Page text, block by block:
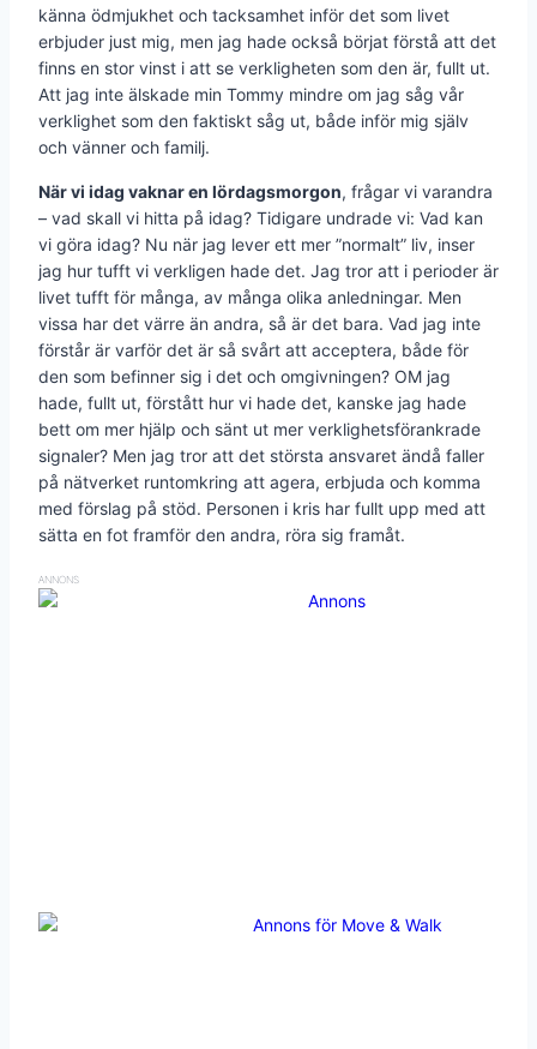
känna ödmjukhet och tacksamhet inför det som livet
erbjuder just mig, men jag hade också börjat förstå att det
finns en stor vinst i att se verkligheten som den är, fullt ut.
Att jag inte älskade min Tommy mindre om jag såg vår
verklighet som den faktiskt såg ut, både inför mig själv
och vänner och familj.
När vi idag vaknar en lördagsmorgon, frågar vi varandra
– vad skall vi hitta på idag? Tidigare undrade vi: Vad kan
vi göra idag? Nu när jag lever ett mer ”normalt” liv, inser
jag hur tufft vi verkligen hade det. Jag tror att i perioder är
livet tufft för många, av många olika anledningar. Men
vissa har det värre än andra, så är det bara. Vad jag inte
förstår är varför det är så svårt att acceptera, både för
den som befinner sig i det och omgivningen? OM jag
hade, fullt ut, förstått hur vi hade det, kanske jag hade
bett om mer hjälp och sänt ut mer verklighetsförankrade
signaler? Men jag tror att det största ansvaret ändå faller
på nätverket runtomkring att agera, erbjuda och komma
med förslag på stöd. Personen i kris har fullt upp med att
sätta en fot framför den andra, röra sig framåt.
ANNONS